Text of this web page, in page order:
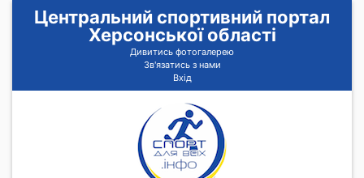
Центральний спортивний портал
Херсонської області
Дивитись фотогалерею
Зв'язатись з нами
Вхід